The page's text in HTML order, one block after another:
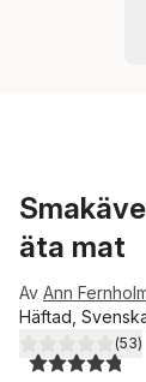
äta mat
Av Ann
Häftad,
4,8utav 5 (53)